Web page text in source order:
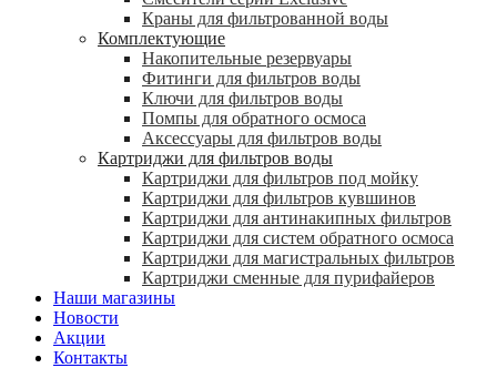
Краны для фильтрованной воды
Комплектующие
Накопительные резервуары
Фитинги для фильтров воды
Ключи для фильтров воды
Помпы для обратного осмоса
Аксессуары для фильтров воды
Картриджи для фильтров воды
Картриджи для фильтров под мойку
Картриджи для фильтров кувшинов
Картриджи для антинакипных фильтров
Картриджи для систем обратного осмоса
Картриджи для магистральных фильтров
Картриджи сменные для пурифайеров
Наши магазины
Новости
Акции
Контакты